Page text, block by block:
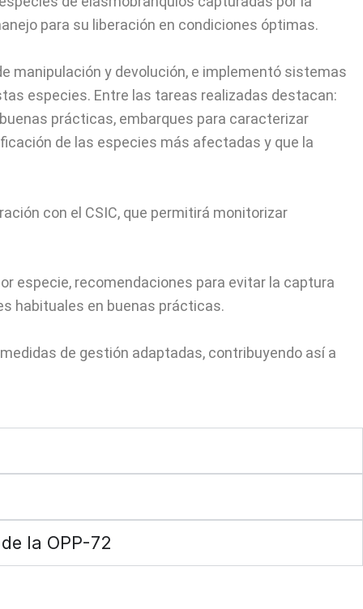
para su liberación en condiciones óptimas.
manipulación y devolución, e implementó sistemas
especies. Entre las tareas realizadas destacan:
prácticas, embarques para caracterizar
de las especies más afectadas y que la
con el CSIC, que permitirá monitorizar
especie, recomendaciones para evitar la captura
habituales en buenas prácticas.
de gestión adaptadas, contribuyendo así a
la OPP-72